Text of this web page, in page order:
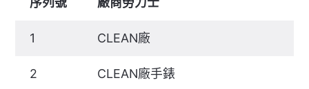
1 CLEAN廠
2 CLEAN廠手錶